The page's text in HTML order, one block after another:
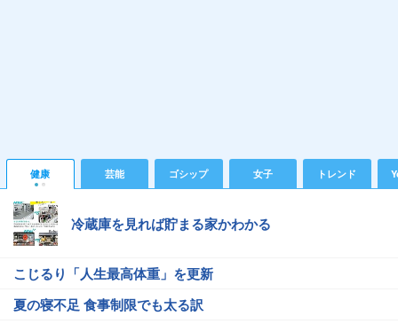
健康 芸能 ゴシップ 女子 トレンド
冷蔵庫を見れば貯まる家かわかる
こじるり「人生最高体重」を更新
夏の寝不足 食事制限でも太る訳